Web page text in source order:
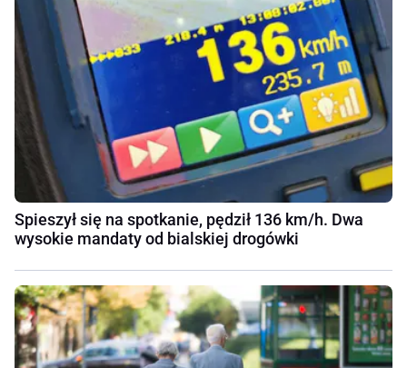
Spieszył się na spotkanie, pędził 136 km/h. Dwa
wysokie mandaty od bialskiej drogówki